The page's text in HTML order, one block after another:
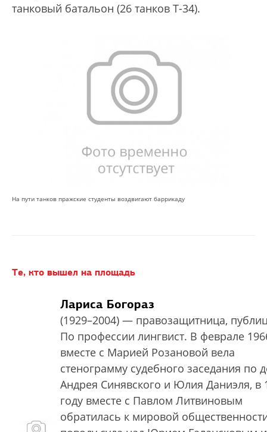
танковый батальон (26 танков Т-34).
На пути танков пражские студенты воздвигают баррикаду
Те, кто вышел на площадь
Лариса Богораз
(1929–2004) — правозащитница,
По профессии лингвист. В феврале
вместе с Марией Розановой вела
стенограмму судебного заседания по
Андрея Синявского и Юлия Даниэля, в
году вместе с Павлом Литвиновым
обратилась к мировой